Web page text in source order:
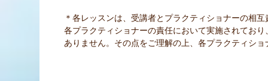
＊各レッスンは、受講者とプラクティショナーの相
各プラクティショナーの責任において実施されてお
ありません。その点をご理解の上、各プラクティシ